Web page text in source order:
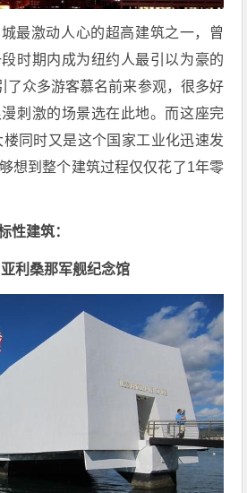
最激动人心的超高建筑之一，曾
时期内成为纽约人最引以为豪的
了众多游客慕名前来参观，很多好
刺激的场景选在此地。而这座完
同时又是这个国家工业化迅速发
想到整个建筑过程仅仅花了1年零
性建筑：
利桑那军舰纪念馆